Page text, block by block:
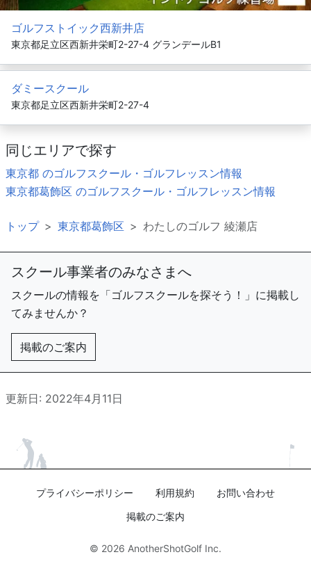
ゴルフストイック西新井店
東京都足立区西新井栄町2-27-4 グランデールB1
ダミースクール
東京都足立区西新井栄町2-27-4
同じエリアで探す
東京都 のゴルフスクール・ゴルフレッスン情報
東京都葛飾区 のゴルフスクール・ゴルフレッスン情報
トップ 東京都葛飾区 わたしのゴルフ 綾瀬店
スクール事業者のみなさまへ
スクールの情報を「ゴルフスクールを探そう！」に掲載し
てみませんか？
掲載のご案内
更新日: 2022年4月11日
プライバシーポリシー 利用規約
お問い合わせ
掲載のご案内
© 2026 AnotherShotGolf Inc.